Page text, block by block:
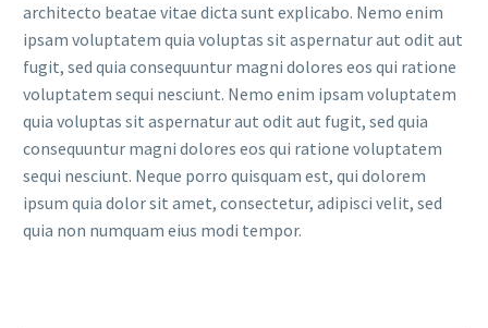
architecto beatae vitae dicta sunt explicabo. Nemo enim
ipsam voluptatem quia voluptas sit aspernatur aut odit aut
fugit, sed quia consequuntur magni dolores eos qui ratione
voluptatem sequi nesciunt. Nemo enim ipsam voluptatem
quia voluptas sit aspernatur aut odit aut fugit, sed quia
consequuntur magni dolores eos qui ratione voluptatem
sequi nesciunt. Neque porro quisquam est, qui dolorem
ipsum quia dolor sit amet, consectetur, adipisci velit, sed
quia non numquam eius modi tempor.